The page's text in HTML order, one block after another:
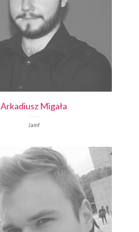
Arkadiusz Migała
Jamf